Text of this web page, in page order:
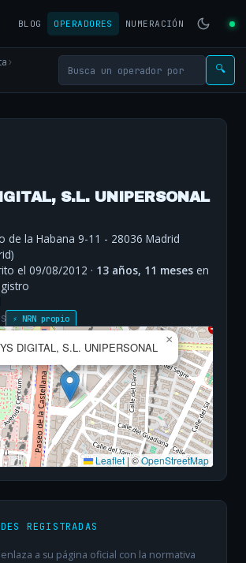
BLOG OPERADORES NUMERACIÓN
›
🔍
S.L. UNIPERSONAL
de la Habana 9-11 - 28036 Madrid
el 09/08/2012 · 13 años, 11 meses en
⚡ NRN propio
DIGITAL, S.L. UNIPERSONAL
×
Leaflet|©OpenStreetMap
REGISTRADAS
a su página oficial con la normativa